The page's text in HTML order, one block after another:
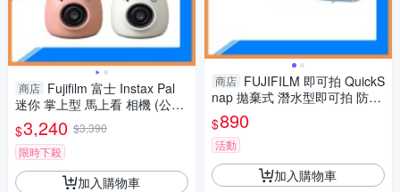
商店 Fujifilm 富士 Instax Pal
迷你 掌上型 馬上看 相機 (公司
貨) 藍/粉/白/綠
$3,240 $3,390
限時下殺
加入購物車
商店 FUJIFILM 即可拍 QuickS
nap 拋棄式 潛水型即可拍 防水
底片機 傻瓜相機 相機 27張
$890
活動
加入購物車